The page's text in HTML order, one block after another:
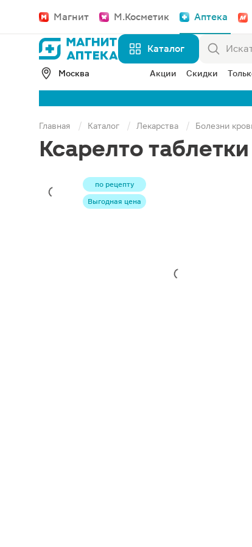
Магнит М.Косметик Аптека
Каталог
Москва Акции Скидки
Главная Каталог Лекарства Болезни
Ксарелто
по рецепту
Выгодная цена